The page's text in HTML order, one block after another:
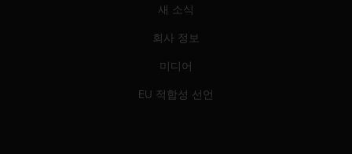
새 소식
회사 정보
미디어
EU 적합성 선언